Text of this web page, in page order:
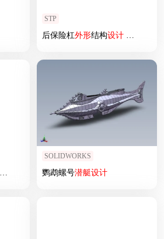
STP
后保险杠外形结构设计781222
SOLIDWORKS
鹦鹉螺号潜艇设计